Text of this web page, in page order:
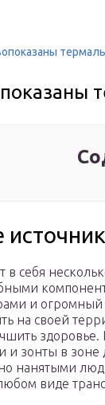
в себя
и огромный
на своей
зонты в зоне
нанятыми
виде